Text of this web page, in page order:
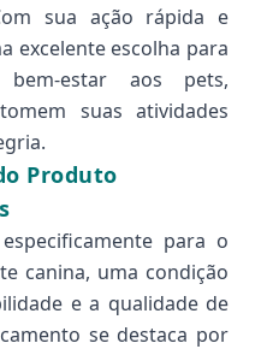
sua ação rápida e
excelente escolha para
estar aos pets,
suas atividades
Produto
para o
canina, uma condição
e a qualidade de
se destaca por